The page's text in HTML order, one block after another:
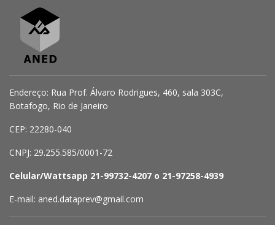
Endereço: Rua Prof. Álvaro Rodrigues, 460, sala 303C,
Botafogo, Rio de Janeiro
CEP: 22280-040
CNPJ: 29.255.585/0001-72
Celular/Wattsapp 21-99732-4207 o 21-97258-4939
E-mail: aned.dataprev@gmail.com